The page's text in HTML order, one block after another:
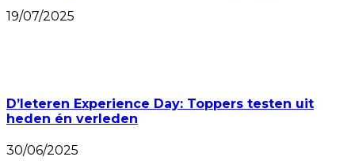
19/07/2025
D’Ieteren Experience Day: Toppers testen uit
heden én verleden
30/06/2025